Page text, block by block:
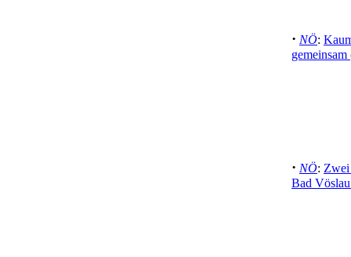
· NÖ:
gemeinsam
· NÖ: Zwei
Bad